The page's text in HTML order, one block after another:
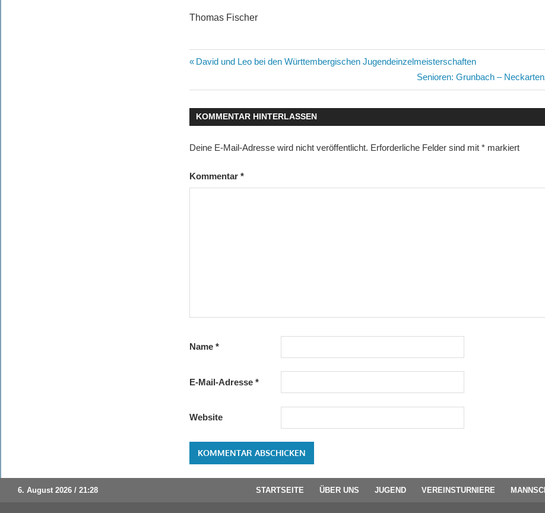
Thomas Fischer
Beitragsnavigation
Vorheriger
David und Leo bei den Württembergischen Jugendeinzelmeisterschaften
Nächster
Beitrag:
Senioren: Grunbach –
KOMMENTAR HINTERLASSEN
Deine E-Mail-Adresse wird nicht veröffentlicht. Erforderliche Felder sind mit* markiert
Kommentar*
Name*
E-Mail-Adresse*
Website
6. August 2026 / 21:28 STARTSEITE ÜBER UNS JUGEND VEREINSTURNIERE